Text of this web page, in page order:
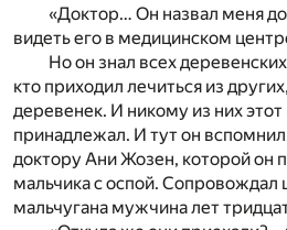
«Доктор… Он назвал меня
видеть его в медицинском
Но он знал всех
кто приходил лечиться из
деревенек. И никому из них
принадлежал. И тут он
доктору Ани Жозен, которой он
мальчика с оспой. Сопровождал
мальчугана мужчина лет